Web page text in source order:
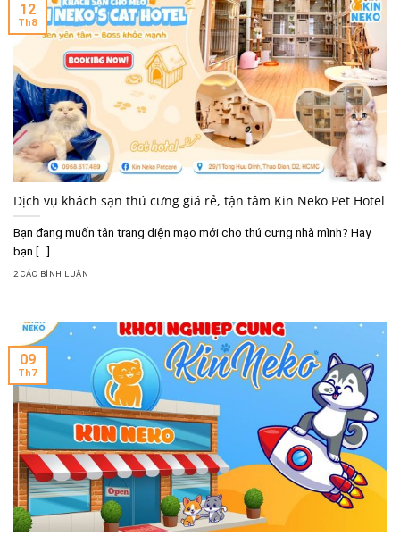
Dịch vụ khách sạn thú cưng giá rẻ, tận tâm Kin Neko Pet Hotel
Bạn đang muốn tân trang diện mạo mới cho thú cưng nhà mình? Hay
bạn [...]
2 CÁC BÌNH LUẬN
12
Th8
09
Th7